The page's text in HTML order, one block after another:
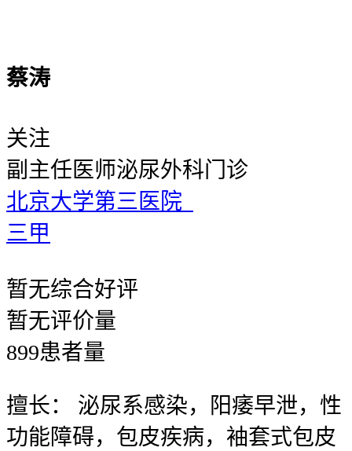
蔡涛
关注
副主任医师泌尿外科门诊
北京大学第三医院
三甲
暂无综合好评
暂无评价量
899患者量
擅长：
泌尿系感染，阳痿早泄，性
功能障碍，包皮疾病，袖套式包皮